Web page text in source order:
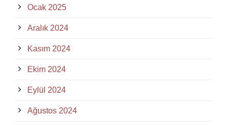
Ocak 2025
Aralık 2024
Kasım 2024
Ekim 2024
Eylül 2024
Ağustos 2024